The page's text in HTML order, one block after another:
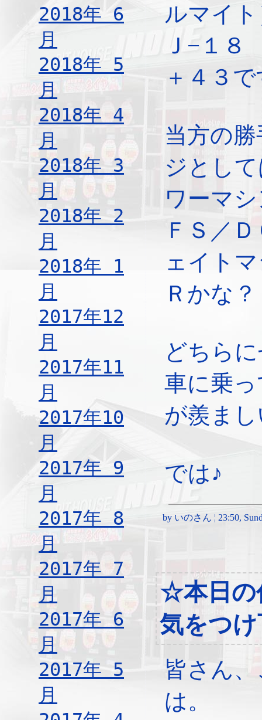
2018年 6
月
2018年 5
月
2018年 4
月
2018年 3
月
2018年 2
月
2018年 1
月
2017年12
月
2017年11
月
2017年10
月
2017年 9
月
2017年 8
月
2017年 7
月
2017年 6
月
2017年 5
月
ルマイ
Ｊ−１８
＋４３
当方の
ジとし
ワーマ
ＦＳ／
ェイト
Ｒかな？
どちら
車に乗
が羨ま
では♪
by いのさん ¦ 23:50,
☆本日
気をつ
皆さん
は。